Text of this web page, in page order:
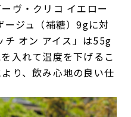
ヴ・クリコ イエロー
ジュ（補糖）9gに対
チ オン アイス」は55g
入れて温度を下げるこ
り、飲み心地の良い仕